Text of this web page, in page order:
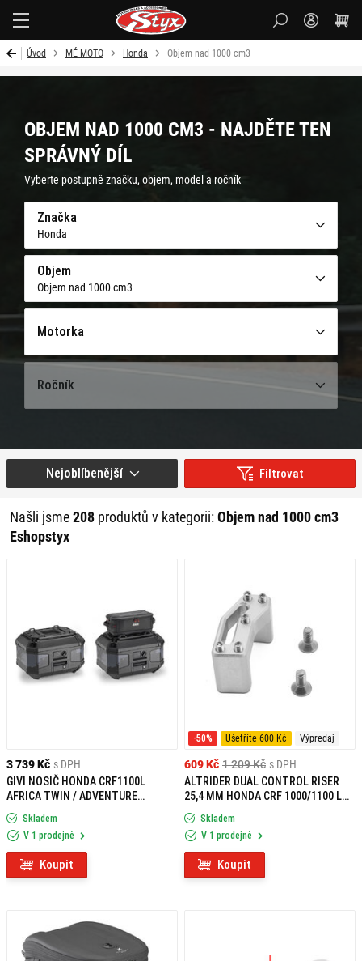
Úvod MÉ MOTO Honda Objem nad 1000 cm3
OBJEM NAD 1000 CM3 - NAJDĚTE TEN
SPRÁVNÝ DÍL
Vyberte postupně značku, objem, model a ročník
Značka
Honda
Objem
Objem nad 1000 cm3
Motorka
Ročník
Filtrovat
Našli jsme208 produktů v kategorii:Objem nad 1000 cm3
Eshopstyx
Nejoblíbenější
3 739 Kč s DPH
GIVI NOSIČ HONDA CRF1100L
AFRICA TWIN / ADVENTURE
SPORTS (20-26) S378
Skladem
V 1 prodejně
Koupit
-50% Ušetříte 600 Kč Výpredaj
1 209 Kč
609 Kč
s DPH
ALTRIDER DUAL CONTROL RISER
25,4 MM HONDA CRF 1000/1100 L
AFRICA TWIN/ADVENTURE SPORTS
STRIEBORNÁ
Skladem
V 1 prodejně
Koupit